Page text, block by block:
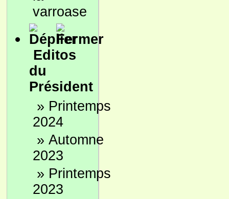
varroase
Editos
du
Président
» Printemps
2024
» Automne
2023
» Printemps
2023